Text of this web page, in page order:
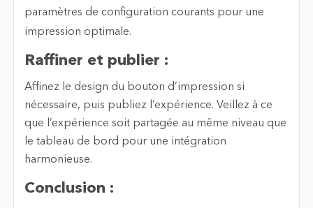
Raffiner et publier :
Affinez le design du bouton d’impression si
nécessaire, puis publiez l’expérience. Veillez à ce
que l’expérience soit partagée au même niveau que
le tableau de bord pour une intégration
harmonieuse.
Conclusion :